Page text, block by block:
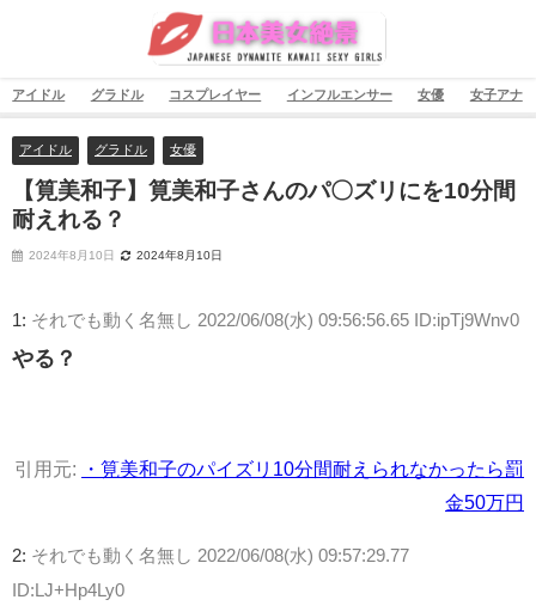
アイドル グラドル コスプレイヤー インフルエンサー 女優 女子アナ
アイドル グラドル 女優
【筧美和子】筧美和子さんのパ〇ズリにを10分間
耐えれる？
2024年8月10日 2024年8月10日
1: それでも動く名無し 2022/06/08(水) 09:56:56.65 ID:ipTj9Wnv0
やる？
引用元:
・筧美和子のパイズリ10分間耐えられなかったら罰
金50万円
2: それでも動く名無し 2022/06/08(水) 09:57:29.77
ID:LJ+Hp4Ly0